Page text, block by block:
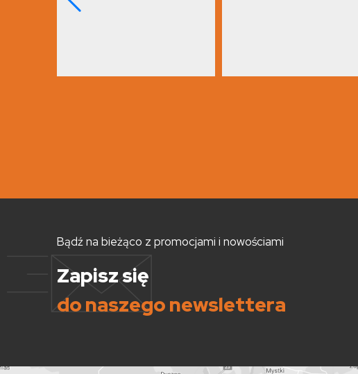
Bądź na bieżąco z promocjami i nowościami
Zapisz się
do naszego newslettera